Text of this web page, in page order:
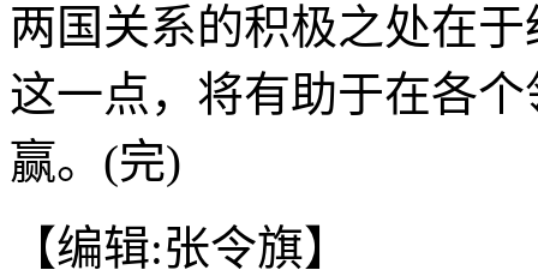
两国关系的积极之处在
这一点，将有助于在各
赢。(完)
【编辑:张令旗】